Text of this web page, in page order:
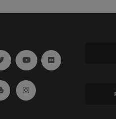
(abre en ventana nueva)
Ir a twitter (abre en ventana nueva)
Ir a YouTube (abre en
Ir a Flickr (abre en
(abre en ventana nueva)
Ir al Blog (abre en ventana nueva)
Ir a Instagram (abre en